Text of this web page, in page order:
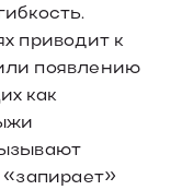
приводит к
появлению
как